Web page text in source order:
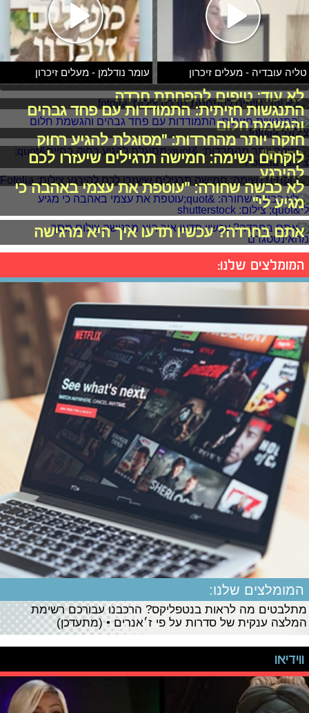
טליה עובדיה - מעלים זיכרון עומר נודלמן - מעלים זיכרון
לא עוד: טיפים להפחתת חרדה
התנגשות חזיתית: התמודדות עם פחד גבהים
והגשמת חלום
חזקה יותר מהחרדות: "מסוגלת להגיע רחוק
בחיים"
לוקחים נשימה: חמישה תרגילים שיעזרו לכם
להירגע
לא כבשה שחורה: "עוטפת את עצמי באהבה כי
מגיע לי"
אתם בחרדה? עכשיו תדעו איך היא מרגישה
המומלצים שלנו:
המומלצים שלנו:
מתלבטים מה לראות בנטפליקס? הרכבנו עבורכם רשימת
המלצה ענקית של סדרות על פי ז׳אנרים • (מתעדכן)
ווידיאו